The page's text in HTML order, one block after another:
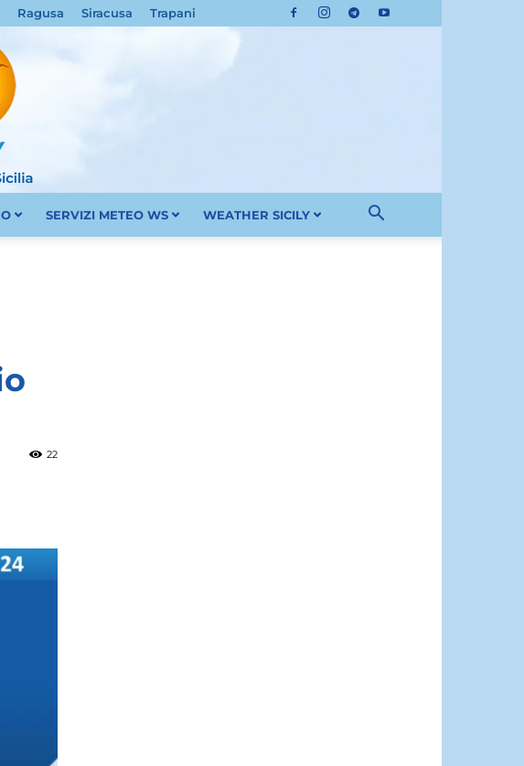
Ragusa Siracusa Trapani
SERVIZI METEO WS WEATHER SICILY
22